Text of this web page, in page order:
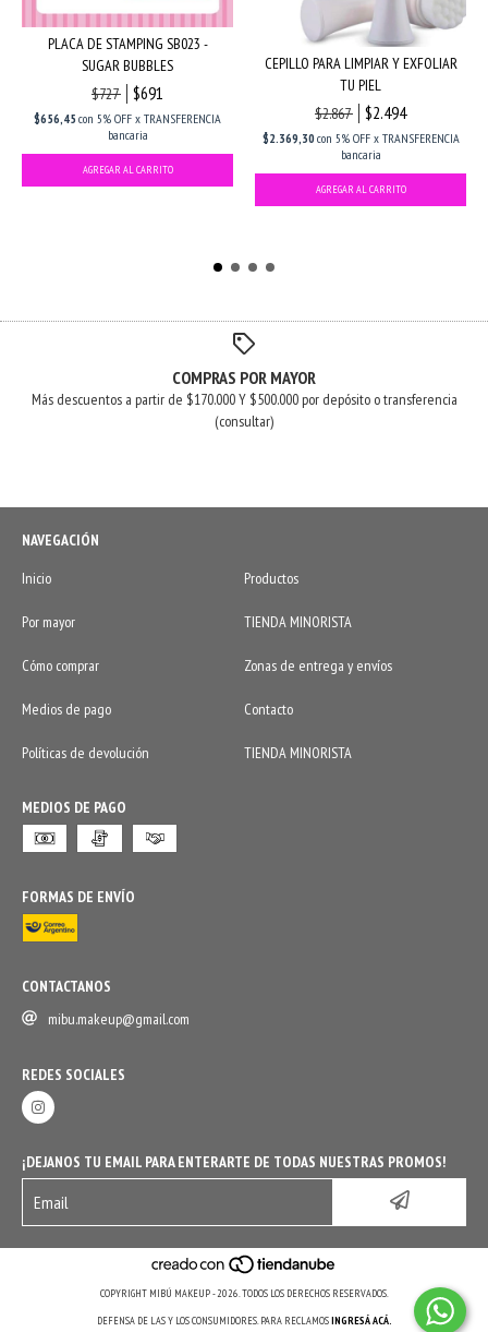
PLACA DE STAMPING SB023 -
SUGAR BUBBLES
$727
$691
$656,45 con 5% OFF x TRANSFERENCIA
bancaria
CEPILLO PARA LIMPIAR Y EXFOLIAR
TU PIEL
$2.867
$2.494
$2.369,30con 5% OFF x TRANSFERENCIA
bancaria
COMPRAS POR MAYOR
Más descuentos a partir de $170.000 Y $500.000 por depósito o transferencia
(consultar)
NAVEGACIÓN
Inicio
Productos
Por mayor TIENDA MINORISTA
Cómo comprar Zonas de entrega y envíos
Medios de pago Contacto
Políticas de devolución TIENDA MINORISTA
MEDIOS DE PAGO
FORMAS DE ENVÍO
CONTACTANOS
mibu.makeup@gmail.com
REDES SOCIALES
¡DEJANOS TU EMAIL PARA ENTERARTE DE TODAS NUESTRAS PROMOS!
COPYRIGHT MIBÚ MAKEUP - 2026. TODOS LOS DERECHOS RESERVADOS.
DEFENSA DE LAS Y LOS CONSUMIDORES. PARA RECLAMOSINGRESÁ ACÁ.